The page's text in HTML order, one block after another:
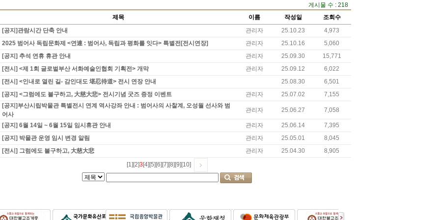
게시물 수 : 218
제목
이름 작성일
조회수
[공지]관람시간 단축 안내
관리자 25.10.23
4,973
2025 범어사 독립문화제 <연連 : 범어사, 독립과 평화를 잇다> 특별전[전시연장]
관리자 25.10.16
5,060
[공지] 추석 연휴 휴관 안내
관리자 25.09.30
15,771
[전시] <제 1회 글로벌부산 서화예술인협회 기획전> 개막
관리자 25.09.12
6,022
[전시] <인내로 열린 길- 감인대도 堪忍待道> 전시 연장 안내
25.08.30
6,501
[공지] <그럼에도 불구하고, 大慈大悲> 전시기념 굿즈 증정 이벤트
관리자 25.07.02
7,155
[공지]부산시립박물관 특별전시 연계 역사강좌 안내 : 범어사의 사찰계, 오성월 선사와 범
어사
관리자 25.06.27 7,058
[공지] 6월 14일 ~ 6월 15일 임시휴관 안내 관리자 25.06.14
7,395
[공지] 박물관 운영 임시 변경 알림
관리자 25.05.01
8,045
[전시] 그럼에도 불구하고, 大慈大悲
관리자 25.04.30 8,905
[1] [2]3[4] [5] [6] [7] [8] [9] [10]